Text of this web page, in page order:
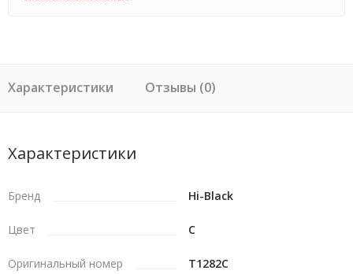
Характеристики Отзывы (0)
Характеристики
Бренд Hi-Black
Цвет C
Оригинальный номер T1282C